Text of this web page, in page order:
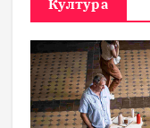
Култура